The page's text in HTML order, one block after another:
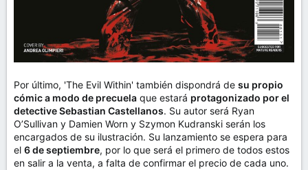
Por último, 'The Evil Within' también dispondrá de su propio
cómic a modo de precuela que estará protagonizado por el
detective Sebastian Castellanos. Su autor será Ryan
O’Sullivan y Damien Worn y Szymon Kudranski serán los
encargados de su ilustración. Su lanzamiento se espera para
el 6 de septiembre, por lo que será el primero de todos estos
en salir a la venta, a falta de confirmar el precio de cada uno.